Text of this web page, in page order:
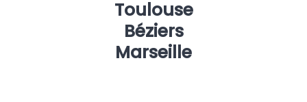
Toulouse
Béziers
Marseille